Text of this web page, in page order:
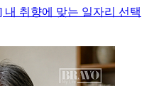
취향에 맞는 일자리 선택